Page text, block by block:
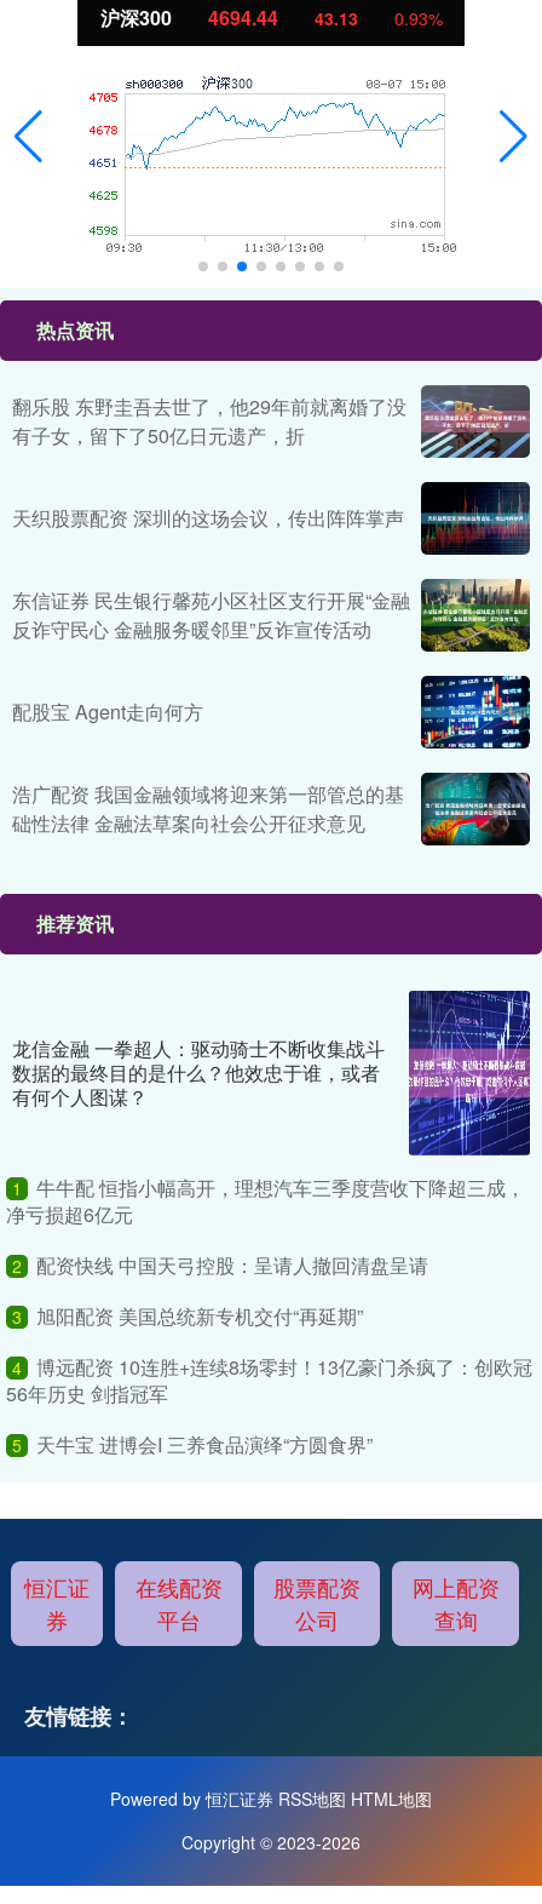
北证50 1134.24 11.37 1.01%
热点资讯
翻乐股 东野圭吾去世了，他29年前就离婚了没
有子女，留下了50亿日元遗产，折
天织股票配资 深圳的这场会议，传出阵阵掌声
东信证券 民生银行馨苑小区社区支行开展“金融
反诈守民心 金融服务暖邻里”反诈宣传活动
配股宝 Agent走向何方
浩广配资 我国金融领域将迎来第一部管总的基
础性法律 金融法草案向社会公开征求意见
推荐资讯
龙信金融 一拳超人：驱动骑士不断收集战斗
数据的最终目的是什么？他效忠于谁，或者
有何个人图谋？
1
牛牛配 恒指小幅高开，理想汽车三季度营收下降超三成，
净亏损超6亿元
2 配资快线 中国天弓控股：呈请人撤回清盘呈请
3 旭阳配资 美国总统新专机交付“再延期”
4 博远配资 10连胜+连续8场零封！13亿豪门杀疯了：创欧冠
56年历史 剑指冠军
5 天牛宝 进博会I 三养食品演绎“方圆食界”
恒汇证
券
在线配资
平台
股票配资
公司
网上配资
查询
友情链接：
Powered by恒汇证券 RSS地图 HTML地图
Copyright © 2023-2026